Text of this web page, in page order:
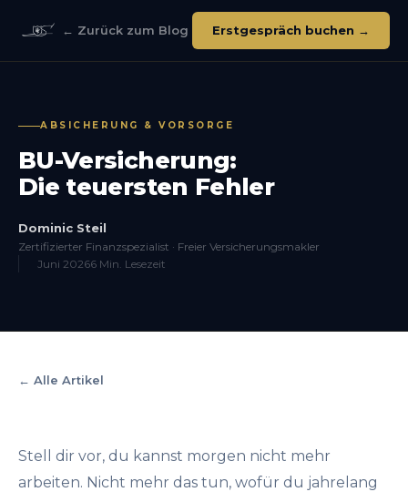
← Zurück zum Blog Erstgespräch buchen →
ABSICHERUNG & VORSORGE
BU-Versicherung:
Die teuersten Fehler
Dominic Steil
Zertifizierter Finanzspezialist · Freier Versicherungsmakler
Juni 20266 Min. Lesezeit
← Alle Artikel
Stell dir vor, du kannst morgen nicht mehr
arbeiten. Nicht mehr das tun, wofür du jahrelang